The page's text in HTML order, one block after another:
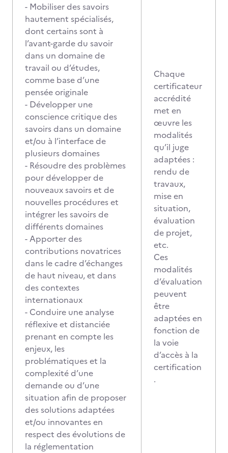
- Mobiliser des savoirs
hautement spécialisés,
dont certains sont à
l’avant-garde du savoir
dans un domaine de
travail ou d’études,
comme base d’une
pensée originale
- Développer une
conscience critique des
savoirs dans un domaine
et/ou à l’interface de
plusieurs domaines
- Résoudre des problèmes
pour développer de
nouveaux savoirs et de
nouvelles procédures et
intégrer les savoirs de
différents domaines
- Apporter des
contributions novatrices
dans le cadre d’échanges
de haut niveau, et dans
des contextes
internationaux
- Conduire une analyse
réflexive et distanciée
prenant en compte les
enjeux, les
problématiques et la
complexité d’une
demande ou d’une
situation afin de proposer
des solutions adaptées
et/ou innovantes en
respect des évolutions de
la réglementation
Chaque
certificateur
accrédité
met en
œuvre les
modalités
qu’il juge
adaptées :
rendu de
travaux,
mise en
situation,
évaluation
de projet,
etc.
Ces
modalités
d’évaluation
peuvent
être
adaptées en
fonction de
la voie
d’accès à la
certification
.